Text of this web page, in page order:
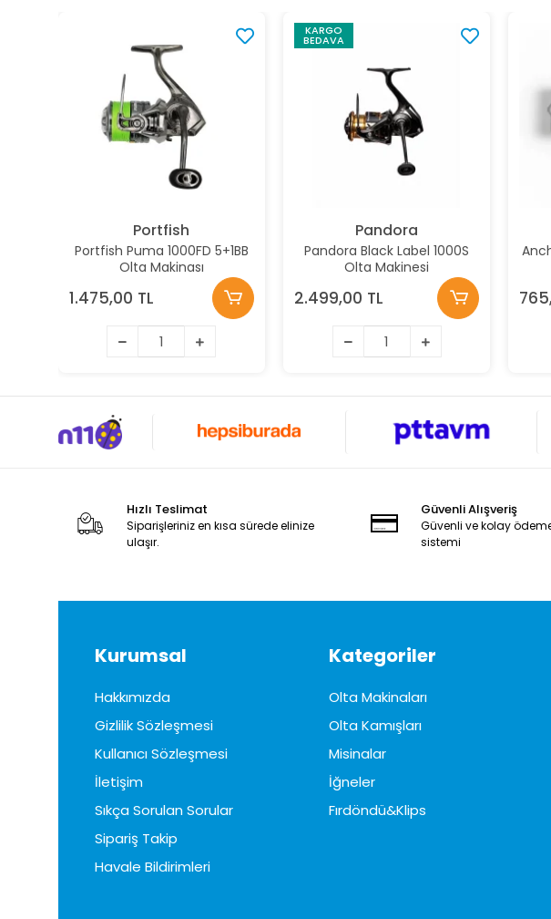
Portfish
Portfish Puma 1000FD 5+1BB
Olta Makinası
1.475,00 TL
KARGO
BEDAVA
Pandora
Pandora Black Label 1000S
Olta Makinesi
2.499,00 TL
Hızlı Teslimat
Siparişleriniz en kısa sürede elinize
ulaşır.
Güvenli Alışveriş
Güvenli ve kolay
sistemi
Kurumsal
Hakkımızda
Gizlilik Sözleşmesi
Kullanıcı Sözleşmesi
İletişim
Sıkça Sorulan Sorular
Sipariş Takip
Havale Bildirimleri
Kategoriler
Olta Makinaları
Olta Kamışları
Misinalar
İğneler
Fırdöndü&Klips